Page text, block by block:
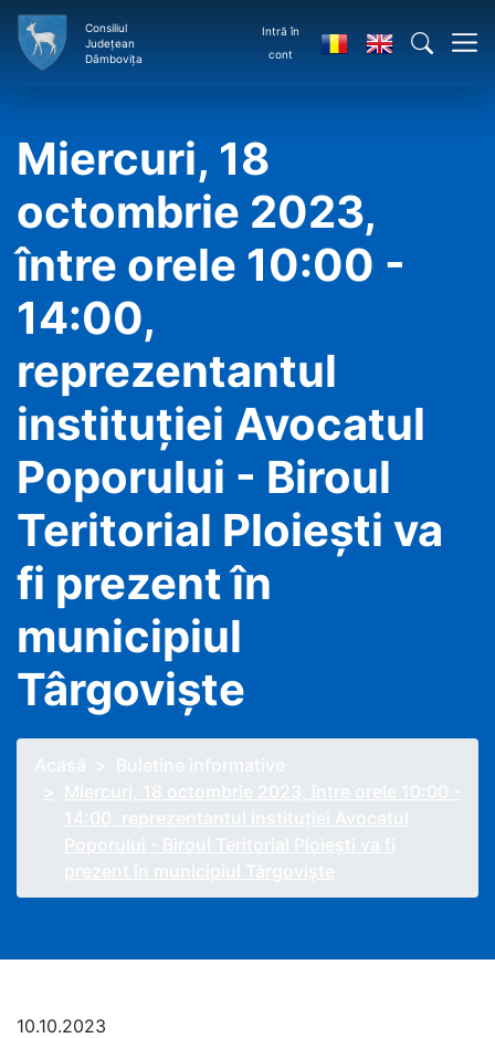
Consiliul
Județean
Dâmbovița
Intră în
cont
Miercuri, 18
octombrie 2023,
între orele 10:00 -
14:00,
reprezentantul
instituţiei Avocatul
Poporului - Biroul
Teritorial Ploieşti va
fi prezent în
municipiul
Târgovişte
10.10.2023